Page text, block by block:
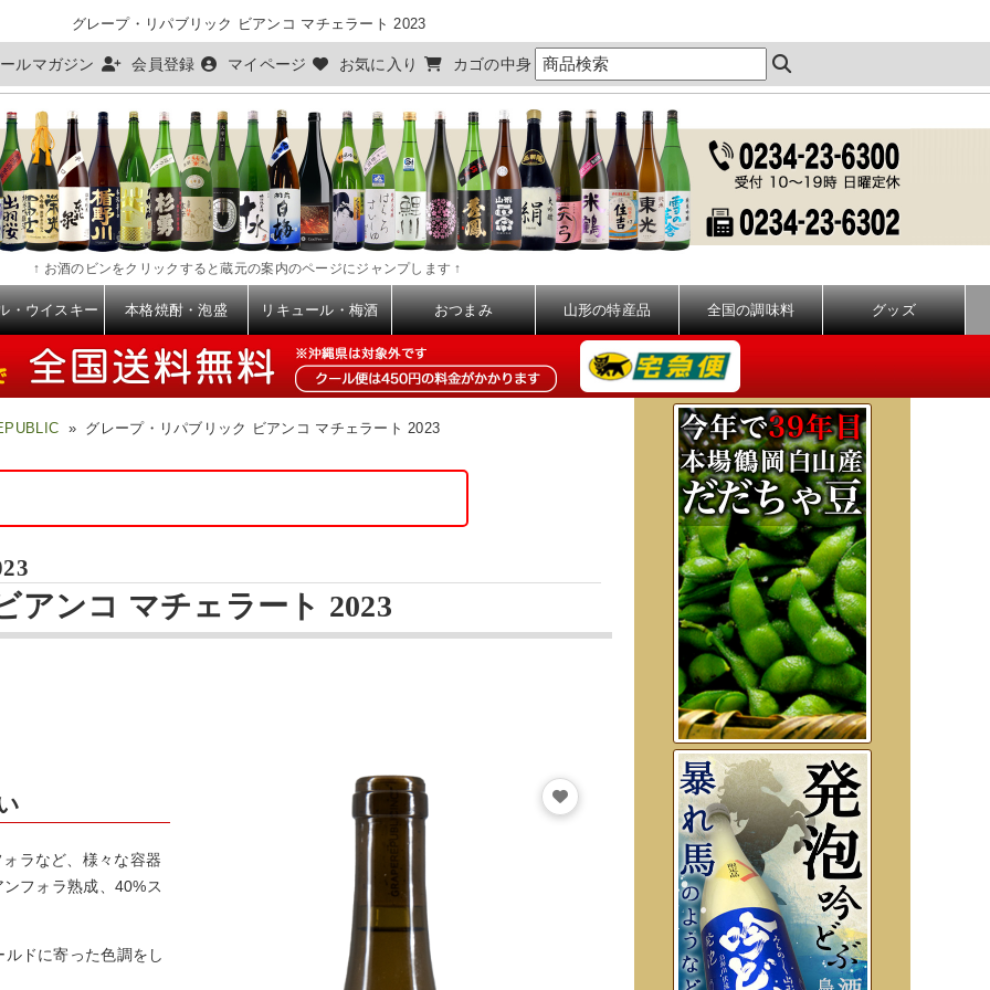
グレープ・リパブリック ビアンコ マチェラート 2023
ルマガジン 会員登録 マイページ お気に入り カゴの中身
↑ お酒のビンをクリックすると蔵元の案内のページにジャンプします ↑
・ウイスキー 本格焼酎・泡盛 リキュール・梅酒 おつまみ 山形の特産品 全国の調味料 グッズ
» グレープ・リパブリック ビアンコ マチェラート 2023
アンコ マチェラート 2023
ラなど、様々な容器
フォラ熟成、40%ス
ドに寄った色調をし